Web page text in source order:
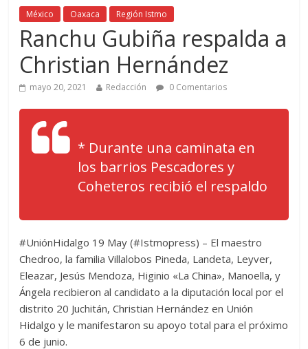
México Oaxaca Región Istmo
Ranchu Gubiña respalda a
Christian Hernández
mayo 20, 2021 Redacción 0 Comentarios
* Durante una caminata en
los barrios Pescadores y
Coheteros recibió el respaldo
#UniónHidalgo 19 May (#Istmopress) – El maestro
Chedroo, la familia Villalobos Pineda, Landeta, Leyver,
Eleazar, Jesús Mendoza, Higinio «La China», Manoella, y
Ángela recibieron al candidato a la diputación local por el
distrito 20 Juchitán, Christian Hernández en Unión
Hidalgo y le manifestaron su apoyo total para el próximo
6 de junio.